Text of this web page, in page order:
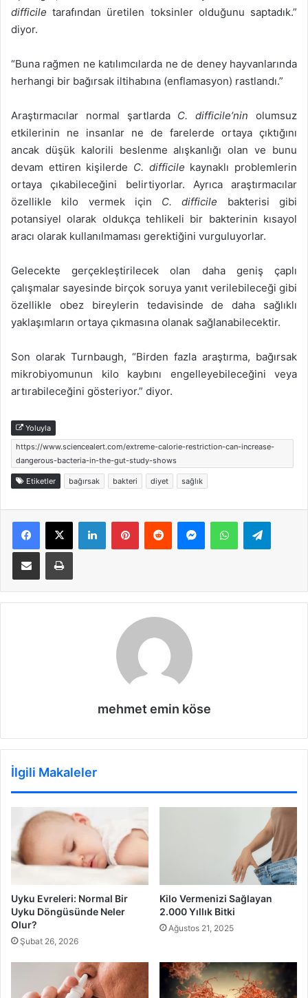
difficile tarafından üretilen toksinler olduğunu saptadık.”
diyor.
“Buna rağmen ne katılımcılarda ne de deney hayvanlarında
herhangi bir bağırsak iltihabına (enflamasyon) rastlandı.”
Araştırmacılar normal şartlarda C. difficile’ninolumsuz
etkilerinin ne insanlar ne de farelerde ortaya çıktığını
ancak düşük kalorili beslenme alışkanlığı olan ve bunu
devam ettiren kişilerde C. difficile kaynaklı problemlerin
ortaya çıkabileceğini belirtiyorlar. Ayrıca araştırmacılar
özellikle kilo vermek için C. difficile bakterisi gibi
potansiyel olarak oldukça tehlikeli bir bakterinin kısayol
aracı olarak kullanılmaması gerektiğini vurguluyorlar.
Gelecekte gerçekleştirilecek olan daha geniş çaplı
çalışmalar sayesinde birçok soruya yanıt verilebileceği gibi
özellikle obez bireylerin tedavisinde de daha sağlıklı
yaklaşımların ortaya çıkmasına olanak sağlanabilecektir.
Son olarak Turnbaugh, “Birden fazla araştırma, bağırsak
mikrobiyomunun kilo kaybını engelleyebileceğini veya
artırabileceğini gösteriyor.” diyor.
Yoluyla
https://www.sciencealert.com/extreme-calorie-restriction-can-increase-
dangerous-bacteria-in-the-gut-study-shows
Etiketler bağırsak bakteri diyet sağlık
Facebook
X LinkedInPinterestReddit MessengerWhatsApp
E-Posta ile paylaş Yazdır
mehmet emin köse
İlgili Makaleler
Uyku Evreleri: Normal Bir
Uyku Döngüsünde Neler
Olur?
Şubat 26, 2026
Kilo Vermenizi Sağlayan
2.000 Yıllık Bitki
Ağustos 21, 2025